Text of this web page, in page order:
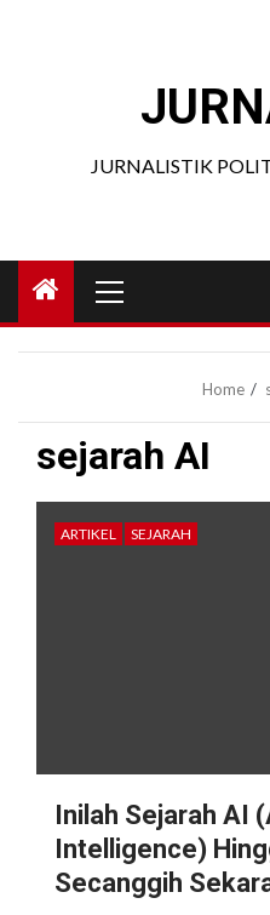
JURNALISTIK
Menu
Home
sejarah AI
ARTIKEL SEJARAH
Inilah Sejarah AI
Intelligence)
Secanggih